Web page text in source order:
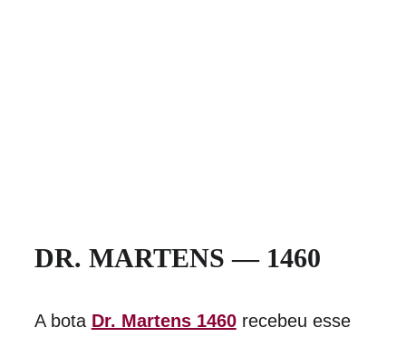
DR. MARTENS — 1460
A bota Dr. Martens 1460 recebeu esse